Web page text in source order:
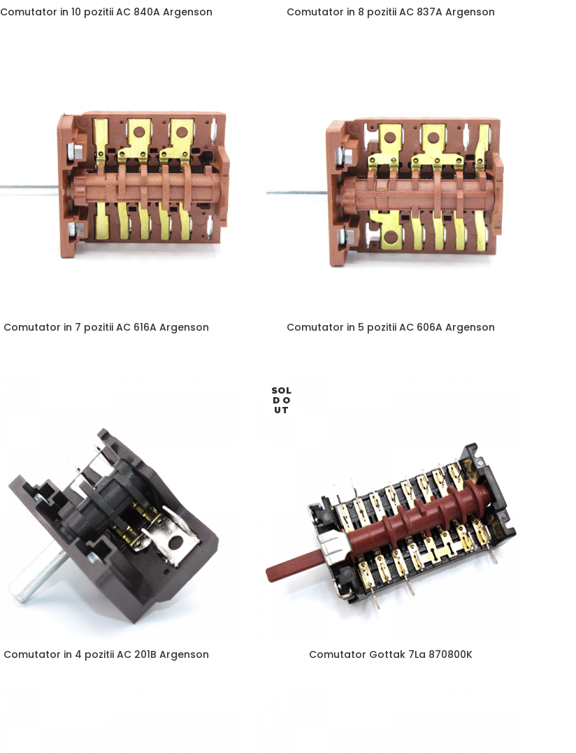
Comutator in 10 pozitii AC 840A Argenson Comutator in 8 pozitii AC 837A Argenson
Comutator in 7 pozitii AC 616A Argenson Comutator in 5 pozitii AC 606A Argenson
Comutator in 4 pozitii AC 201B Argenson
SOL
D O
UT
Comutator Gottak 7La 870800K